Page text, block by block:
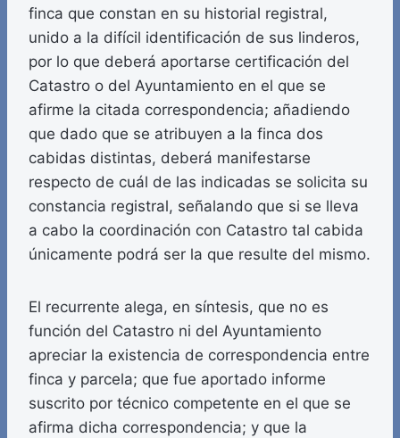
finca que constan en su historial registral,
unido a la difícil identificación de sus linderos,
por lo que deberá aportarse certificación del
Catastro o del Ayuntamiento en el que se
afirme la citada correspondencia; añadiendo
que dado que se atribuyen a la finca dos
cabidas distintas, deberá manifestarse
respecto de cuál de las indicadas se solicita su
constancia registral, señalando que si se lleva
a cabo la coordinación con Catastro tal cabida
únicamente podrá ser la que resulte del mismo.
El recurrente alega, en síntesis, que no es
función del Catastro ni del Ayuntamiento
apreciar la existencia de correspondencia entre
finca y parcela; que fue aportado informe
suscrito por técnico competente en el que se
afirma dicha correspondencia; y que la